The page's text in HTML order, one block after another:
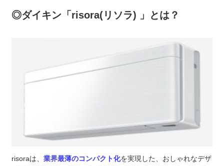
◎ダイキン「risora(リソラ) 」とは？
risoraは、業界最薄のコンパクト化を実現した、おしゃれなデザ